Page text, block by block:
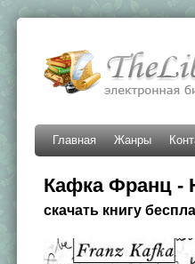
Главная Жанры
Кафка Франц
скачать книгу